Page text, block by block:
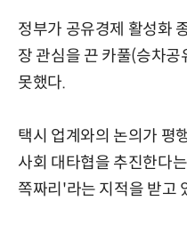
정부가 공유경제 활성화
장 관심을 끈 카풀(승차공
못했다.
택시 업계와의 논의가 평
사회 대타협을 추진한다
쪽짜리'라는 지적을 받고